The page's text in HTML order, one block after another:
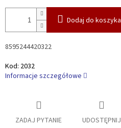
Dodaj do koszyka
8595244420322
Kod: 2032
Informacje szczegółowe
ZADAJ PYTANIE UDOSTĘPNIJ